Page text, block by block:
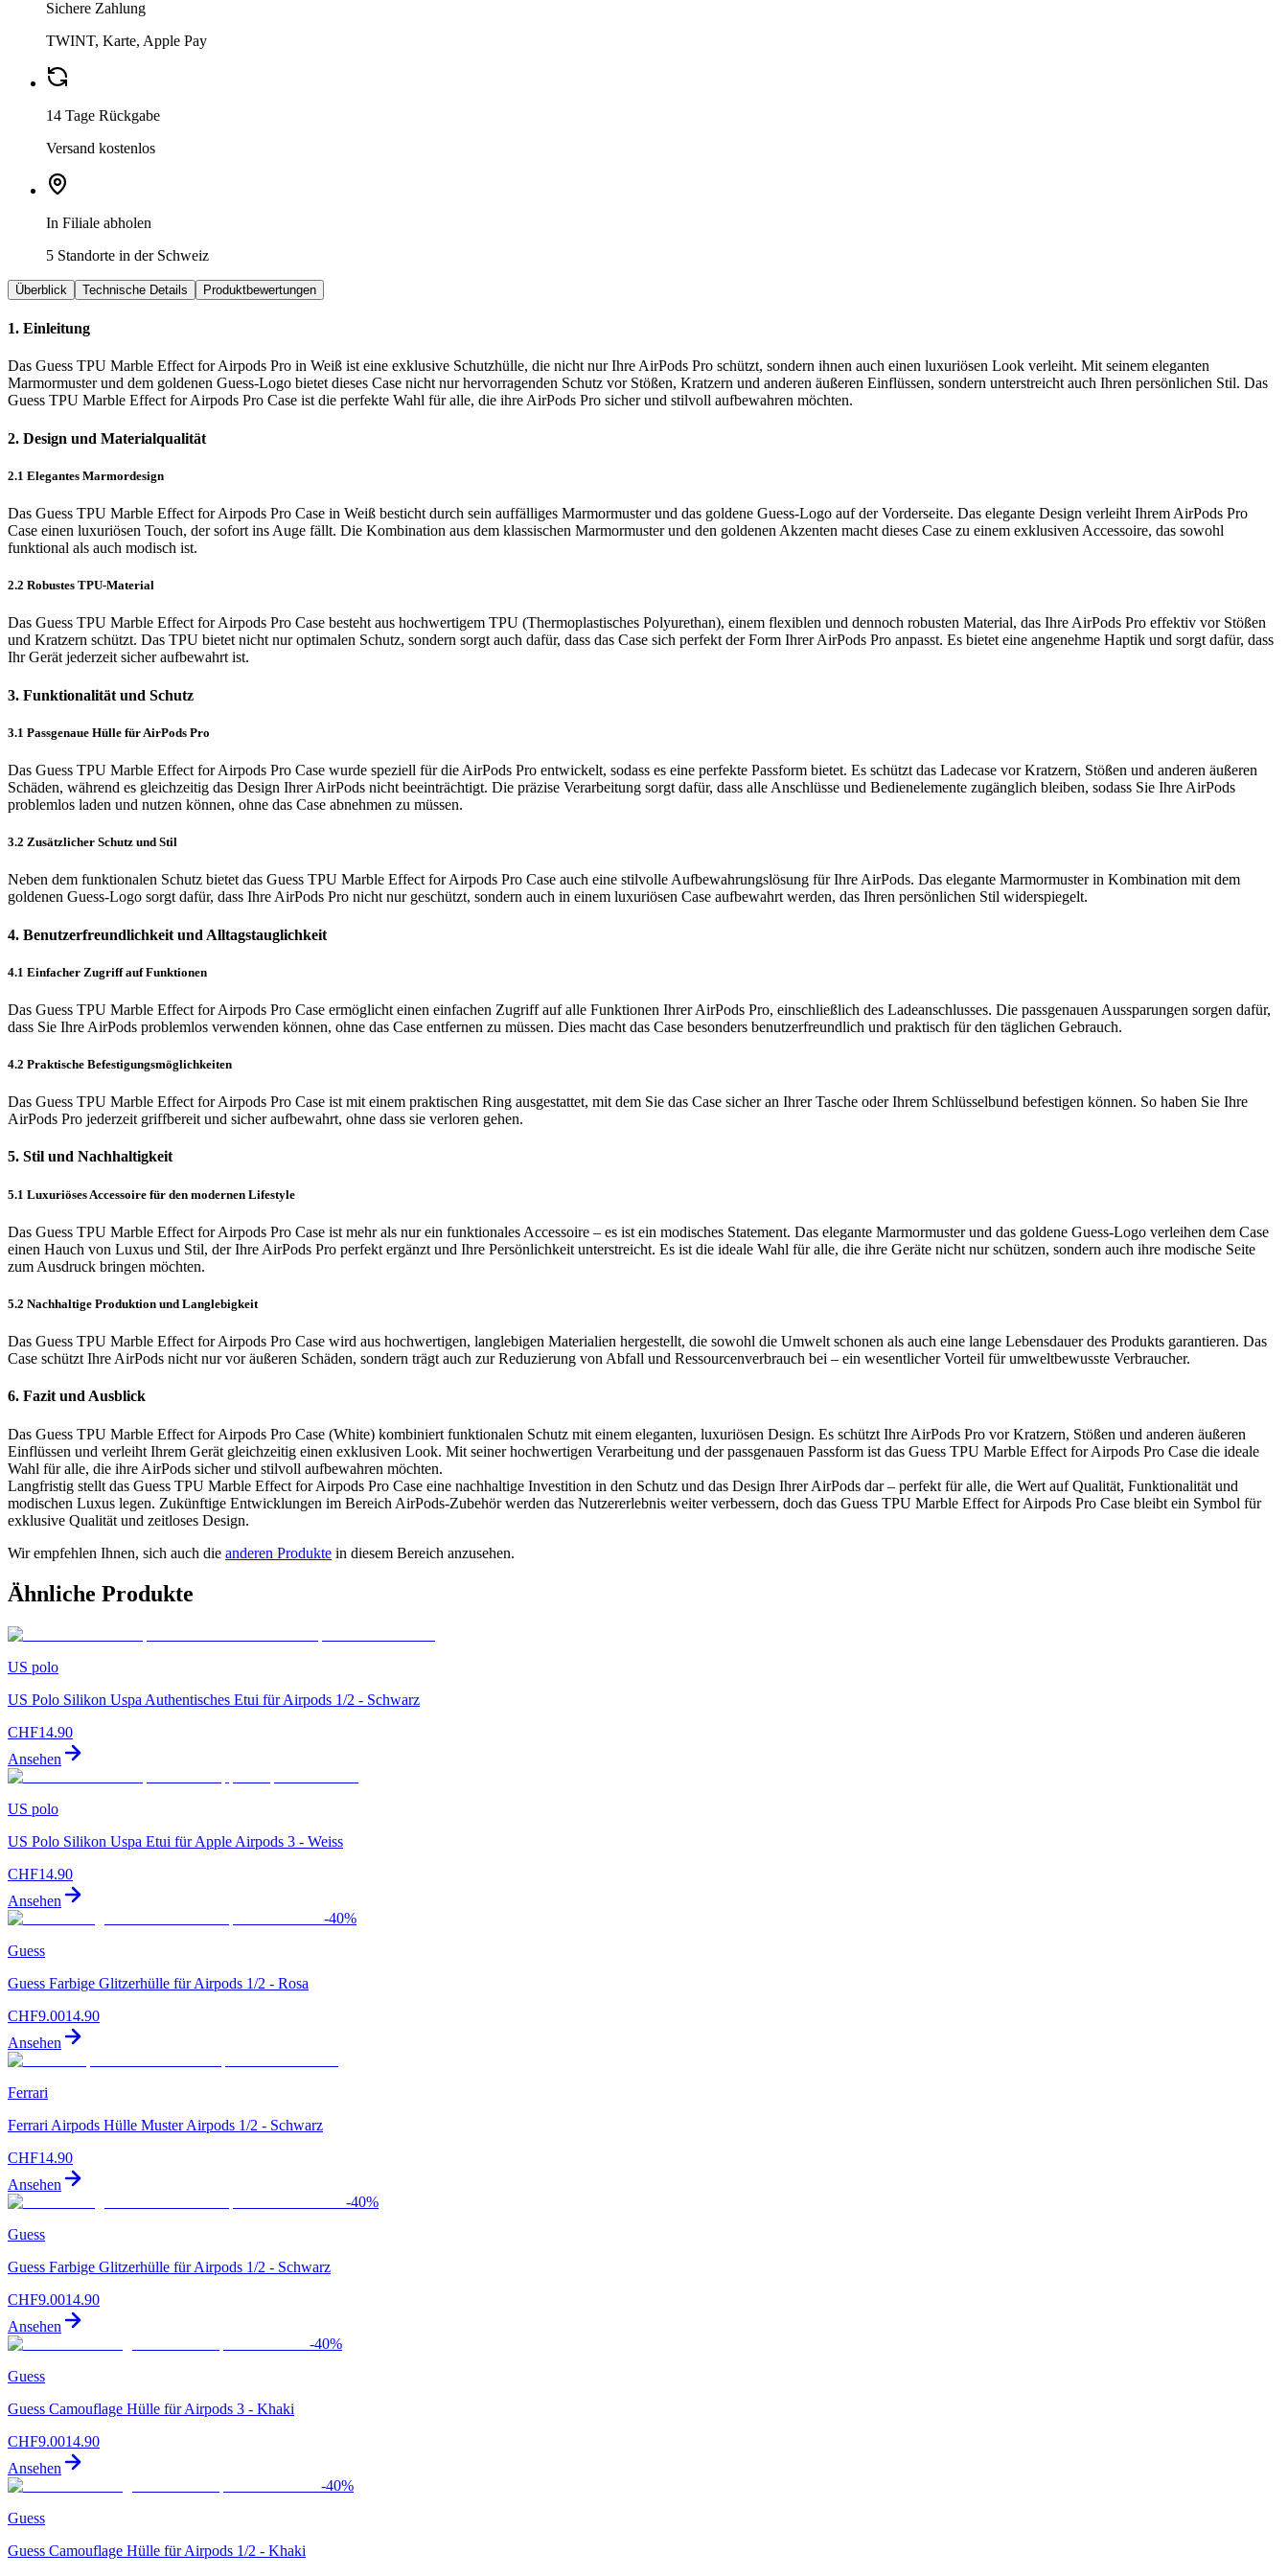
Sichere Zahlung
TWINT, Karte, Apple Pay
14 Tage Rückgabe
Versand kostenlos
In Filiale abholen
5 Standorte in der Schweiz
Überblick Technische Details Produktbewertungen
1. Einleitung
Das Guess TPU Marble Effect for Airpods Pro in Weiß ist eine exklusive Schutzhülle, die nicht nur Ihre AirPods Pro schützt, sondern ihnen auch einen luxuriösen Look verleiht. Mit seinem eleganten
Marmormuster und dem goldenen Guess-Logo bietet dieses Case nicht nur hervorragenden Schutz vor Stößen, Kratzern und anderen äußeren Einflüssen, sondern unterstreicht auch Ihren persönlichen Stil. Das
Guess TPU Marble Effect for Airpods Pro Case ist die perfekte Wahl für alle, die ihre AirPods Pro sicher und stilvoll aufbewahren möchten.
2. Design und Materialqualität
2.1 Elegantes Marmordesign
Das Guess TPU Marble Effect for Airpods Pro Case in Weiß besticht durch sein auffälliges Marmormuster und das goldene Guess-Logo auf der Vorderseite. Das elegante Design verleiht Ihrem AirPods Pro
Case einen luxuriösen Touch, der sofort ins Auge fällt. Die Kombination aus dem klassischen Marmormuster und den goldenen Akzenten macht dieses Case zu einem exklusiven Accessoire, das sowohl
funktional als auch modisch ist.
2.2 Robustes TPU-Material
Das Guess TPU Marble Effect for Airpods Pro Case besteht aus hochwertigem TPU (Thermoplastisches Polyurethan), einem flexiblen und dennoch robusten Material, das Ihre AirPods Pro effektiv vor Stößen
und Kratzern schützt. Das TPU bietet nicht nur optimalen Schutz, sondern sorgt auch dafür, dass das Case sich perfekt der Form Ihrer AirPods Pro anpasst. Es bietet eine angenehme Haptik und sorgt dafür, dass
Ihr Gerät jederzeit sicher aufbewahrt ist.
3. Funktionalität und Schutz
3.1 Passgenaue Hülle für AirPods Pro
Das Guess TPU Marble Effect for Airpods Pro Case wurde speziell für die AirPods Pro entwickelt, sodass es eine perfekte Passform bietet. Es schützt das Ladecase vor Kratzern, Stößen und anderen äußeren
Schäden, während es gleichzeitig das Design Ihrer AirPods nicht beeinträchtigt. Die präzise Verarbeitung sorgt dafür, dass alle Anschlüsse und Bedienelemente zugänglich bleiben, sodass Sie Ihre AirPods
problemlos laden und nutzen können, ohne das Case abnehmen zu müssen.
3.2 Zusätzlicher Schutz und Stil
Neben dem funktionalen Schutz bietet das Guess TPU Marble Effect for Airpods Pro Case auch eine stilvolle Aufbewahrungslösung für Ihre AirPods. Das elegante Marmormuster in Kombination mit dem
goldenen Guess-Logo sorgt dafür, dass Ihre AirPods Pro nicht nur geschützt, sondern auch in einem luxuriösen Case aufbewahrt werden, das Ihren persönlichen Stil widerspiegelt.
4. Benutzerfreundlichkeit und Alltagstauglichkeit
4.1 Einfacher Zugriff auf Funktionen
Das Guess TPU Marble Effect for Airpods Pro Case ermöglicht einen einfachen Zugriff auf alle Funktionen Ihrer AirPods Pro, einschließlich des Ladeanschlusses. Die passgenauen Aussparungen sorgen dafür,
dass Sie Ihre AirPods problemlos verwenden können, ohne das Case entfernen zu müssen. Dies macht das Case besonders benutzerfreundlich und praktisch für den täglichen Gebrauch.
4.2 Praktische Befestigungsmöglichkeiten
Das Guess TPU Marble Effect for Airpods Pro Case ist mit einem praktischen Ring ausgestattet, mit dem Sie das Case sicher an Ihrer Tasche oder Ihrem Schlüsselbund befestigen können. So haben Sie Ihre
AirPods Pro jederzeit griffbereit und sicher aufbewahrt, ohne dass sie verloren gehen.
5. Stil und Nachhaltigkeit
5.1 Luxuriöses Accessoire für den modernen Lifestyle
Das Guess TPU Marble Effect for Airpods Pro Case ist mehr als nur ein funktionales Accessoire – es ist ein modisches Statement. Das elegante Marmormuster und das goldene Guess-Logo verleihen dem Case
einen Hauch von Luxus und Stil, der Ihre AirPods Pro perfekt ergänzt und Ihre Persönlichkeit unterstreicht. Es ist die ideale Wahl für alle, die ihre Geräte nicht nur schützen, sondern auch ihre modische Seite
zum Ausdruck bringen möchten.
5.2 Nachhaltige Produktion und Langlebigkeit
Das Guess TPU Marble Effect for Airpods Pro Case wird aus hochwertigen, langlebigen Materialien hergestellt, die sowohl die Umwelt schonen als auch eine lange Lebensdauer des Produkts garantieren. Das
Case schützt Ihre AirPods nicht nur vor äußeren Schäden, sondern trägt auch zur Reduzierung von Abfall und Ressourcenverbrauch bei – ein wesentlicher Vorteil für umweltbewusste Verbraucher.
6. Fazit und Ausblick
Das Guess TPU Marble Effect for Airpods Pro Case (White) kombiniert funktionalen Schutz mit einem eleganten, luxuriösen Design. Es schützt Ihre AirPods Pro vor Kratzern, Stößen und anderen äußeren
Einflüssen und verleiht Ihrem Gerät gleichzeitig einen exklusiven Look. Mit seiner hochwertigen Verarbeitung und der passgenauen Passform ist das Guess TPU Marble Effect for Airpods Pro Case die ideale
Wahl für alle, die ihre AirPods sicher und stilvoll aufbewahren möchten.
Langfristig stellt das Guess TPU Marble Effect for Airpods Pro Case eine nachhaltige Investition in den Schutz und das Design Ihrer AirPods dar – perfekt für alle, die Wert auf Qualität, Funktionalität und
modischen Luxus legen. Zukünftige Entwicklungen im Bereich AirPods-Zubehör werden das Nutzererlebnis weiter verbessern, doch das Guess TPU Marble Effect for Airpods Pro Case bleibt ein Symbol für
exklusive Qualität und zeitloses Design.
Wir empfehlen Ihnen, sich auch die anderen Produkte in diesem Bereich anzusehen.
Ähnliche Produkte
US polo
US Polo Silikon Uspa Authentisches Etui für Airpods 1/2 - Schwarz
CHF14.90
Ansehen
US polo
US Polo Silikon Uspa Etui für Apple Airpods 3 - Weiss
CHF14.90
Ansehen
-40%
Guess
Guess Farbige Glitzerhülle für Airpods 1/2 - Rosa
CHF9.0014.90
Ansehen
Ferrari
Ferrari Airpods Hülle Muster Airpods 1/2 - Schwarz
CHF14.90
Ansehen
-40%
Guess
Guess Farbige Glitzerhülle für Airpods 1/2 - Schwarz
CHF9.0014.90
Ansehen
-40%
Guess
Guess Camouflage Hülle für Airpods 3 - Khaki
CHF9.0014.90
Ansehen
-40%
Guess
Guess Camouflage Hülle für Airpods 1/2 - Khaki